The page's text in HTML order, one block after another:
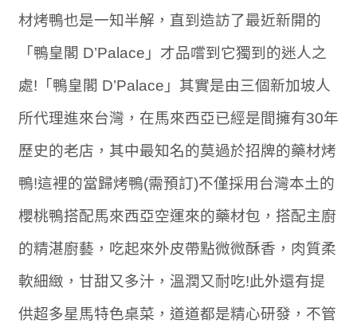
材烤鴨也是一知半解，直到造訪了最近新開的
「鴨皇閣 D’Palace」才品嚐到它獨到的迷人之
處!「鴨皇閣 D’Palace」其實是由三個新加坡人
所代理進來台灣，在馬來西亞已經是間擁有30年
歷史的老店，其中最知名的莫過於招牌的藥材烤
鴨!這裡的當歸烤鴨(需預訂)不僅採用台灣本土的
櫻桃鴨搭配馬來西亞空運來的藥材包，搭配主廚
的精湛廚藝，吃起來外皮帶點微微酥香，肉質柔
軟細緻，甘甜又多汁，溫潤又耐吃!此外還有提
供超多星馬特色桌菜，道道都是精心研發，不管